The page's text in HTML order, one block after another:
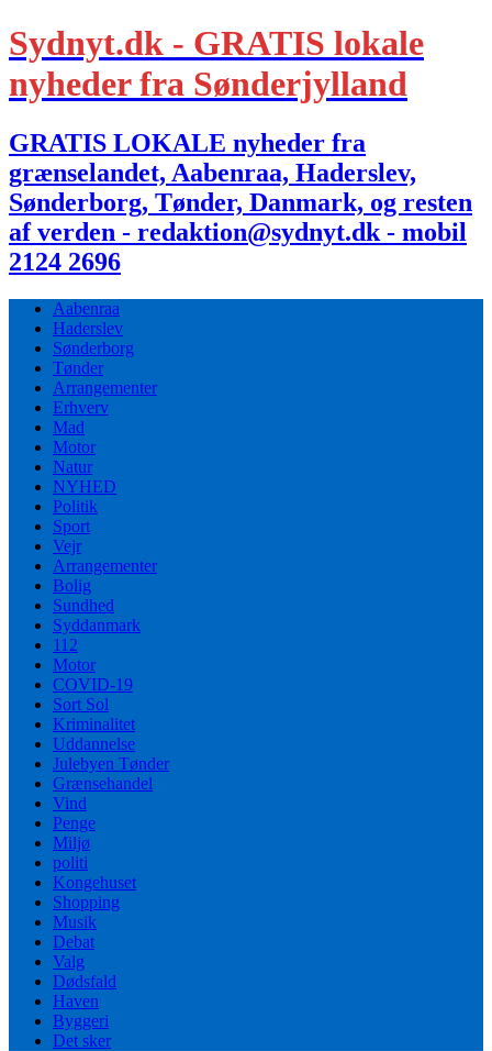
Sydnyt.dk - GRATIS lokale
nyheder fra Sønderjylland
GRATIS LOKALE nyheder fra
grænselandet, Aabenraa, Haderslev,
Sønderborg, Tønder, Danmark, og resten
af verden - redaktion@sydnyt.dk - mobil
2124 2696
Aabenraa
Haderslev
Sønderborg
Tønder
Arrangementer
Erhverv
Mad
Motor
Natur
NYHED
Politik
Sport
Vejr
Arrangementer
Bolig
Sundhed
Syddanmark
112
Motor
COVID-19
Sort Sol
Kriminalitet
Uddannelse
Julebyen Tønder
Grænsehandel
Vind
Penge
Miljø
politi
Kongehuset
Shopping
Musik
Debat
Valg
Dødsfald
Haven
Byggeri
Det sker